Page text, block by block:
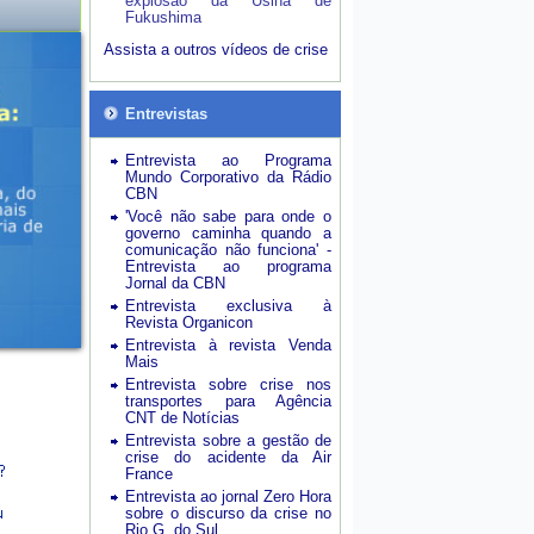
Fukushima
Assista a outros vídeos de crise
Entrevistas
Entrevista ao Programa
Mundo Corporativo da Rádio
CBN
'Você não sabe para onde o
governo caminha quando a
comunicação não funciona' -
Entrevista ao programa
Jornal da CBN
Entrevista exclusiva à
Revista Organicon
Entrevista à revista Venda
Mais
Entrevista sobre crise nos
transportes para Agência
CNT de Notícias
Entrevista sobre a gestão de
crise do acidente da Air
France
Entrevista ao jornal Zero Hora
sobre o discurso da crise no
Rio G. do Sul